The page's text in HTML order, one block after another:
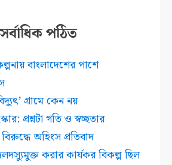
সর্বাধিক পঠিত
বাংলাদেশের পাশে
গ্রামে কেন নয়
প্রশ্নটা গতি ও স্বচ্ছতার
বিরুদ্ধে অহিংস প্রতিবাদ
করার কার্যকর বিকল্প ছিল